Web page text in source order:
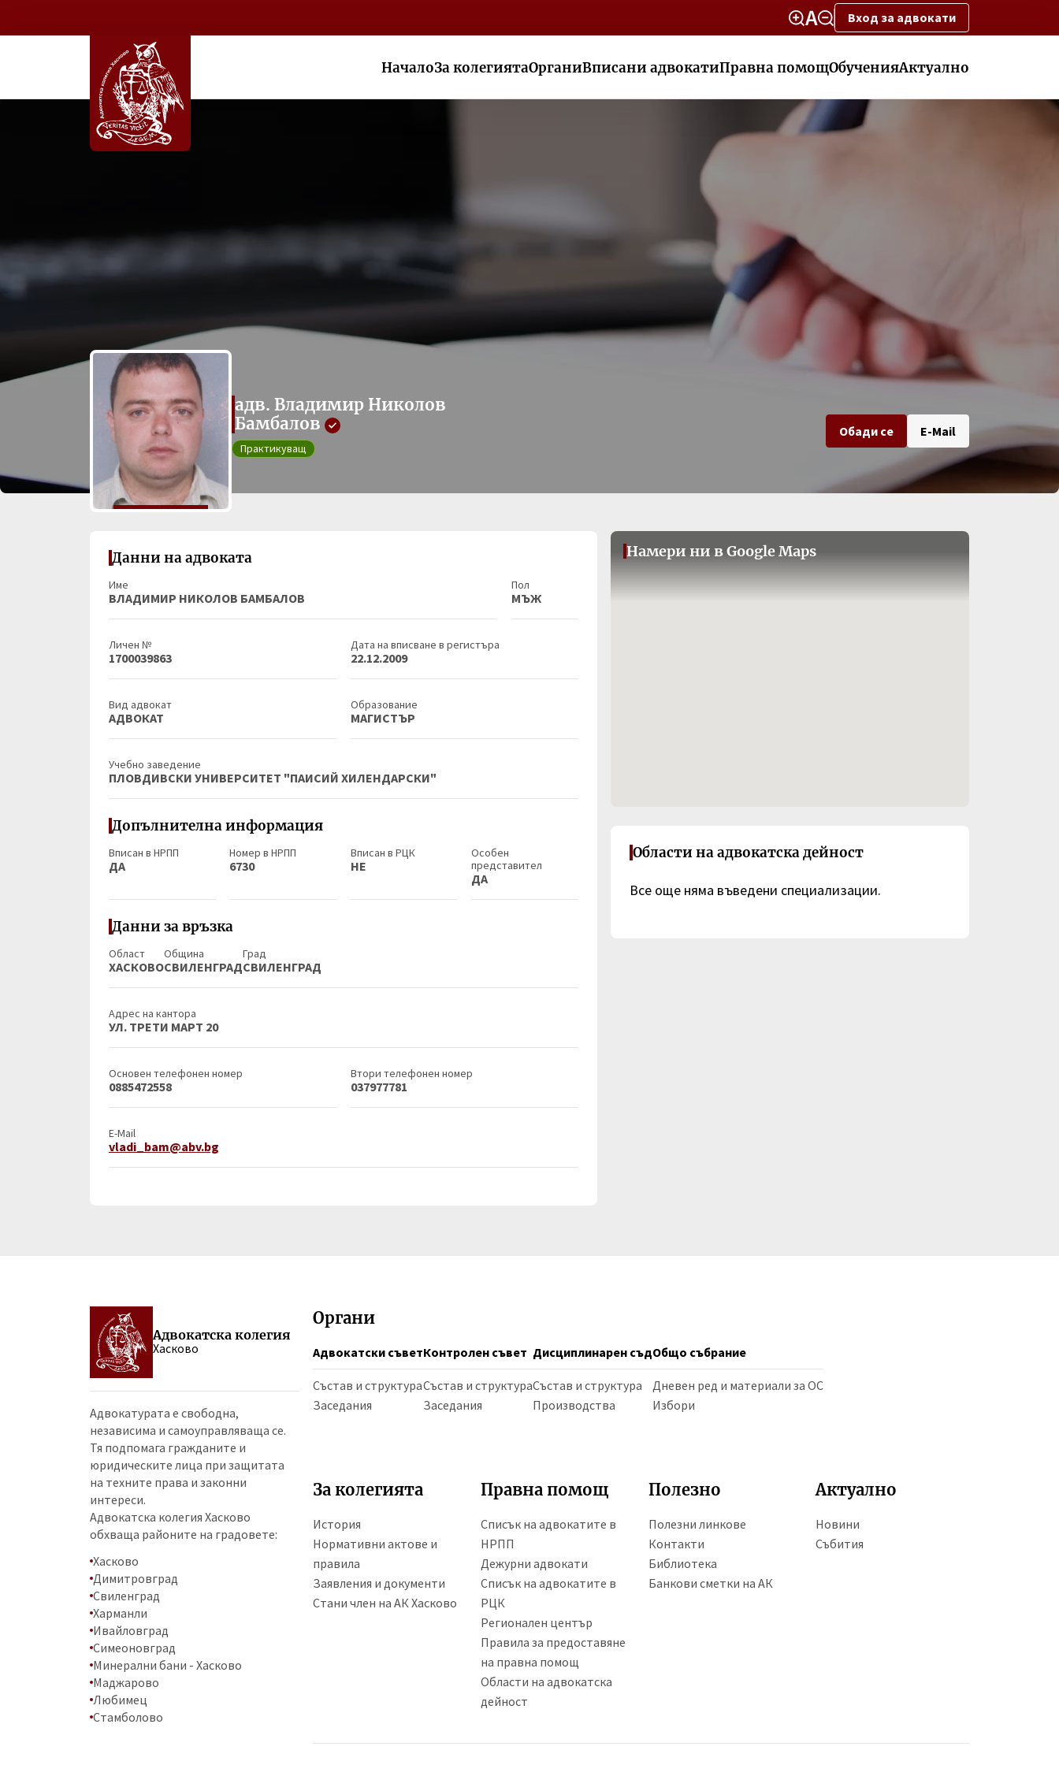
Вход за адвокати
НачалоЗа колегиятаОрганиВписани адвокатиПравна помощОбученияАктуално
адв. Владимир Николов
Бамбалов
Практикуващ
Обади се E-Mail
Данни на адвоката
Име
ВЛАДИМИР НИКОЛОВ БАМБАЛОВ
Пол
МЪЖ
Личен №
1700039863
Дата на вписване в регистъра
22.12.2009
Вид адвокат
АДВОКАТ
Образование
МАГИСТЪР
Учебно заведение
ПЛОВДИВСКИ УНИВЕРСИТЕТ "ПАИСИЙ ХИЛЕНДАРСКИ"
Допълнителна информация
Вписан в НРПП
ДА
Номер в НРПП
6730
Вписан в РЦК
НЕ
Особен
представител
ДА
Данни за връзка
Област
ХАСКОВО
Община
СВИЛЕНГРАД
Град
СВИЛЕНГРАД
Адрес на кантора
УЛ. ТРЕТИ МАРТ 20
Основен телефонен номер
0885472558
Втори телефонен номер
037977781
E-Mail
vladi_bam@abv.bg
Намери ни в Google Maps
Области на адвокатска дейност
Все още няма въведени специализации.
Адвокатска колегия
Хасково
Адвокатурата е свободна,
независима и самоуправляваща се.
Тя подпомага гражданите и
юридическите лица при защитата
на техните права и законни
интереси.
Адвокатска колегия Хасково
обхваща районите на градовете:
Хасково
Димитровград
Свиленград
Харманли
Ивайловград
Симеоновград
Минерални бани - Хасково
Маджарово
Любимец
Стамболово
Органи
Адвокатски съвет
Състав и структура
Заседания
Контролен съвет
Състав и структура
Заседания
Дисциплинарен съд
Състав и структура
Производства
Общо събрание
Дневен ред и материали за ОС
Избори
За колегията
История
Нормативни актове и
правила
Заявления и документи
Стани член на АК Хасково
Правна помощ
Списък на адвокатите в
НРПП
Дежурни адвокати
Списък на адвокатите в
РЦК
Регионален център
Правила за предоставяне
на правна помощ
Области на адвокатска
дейност
Полезно
Полезни линкове
Контакти
Библиотека
Банкови сметки на АК
Актуално
Новини
Събития